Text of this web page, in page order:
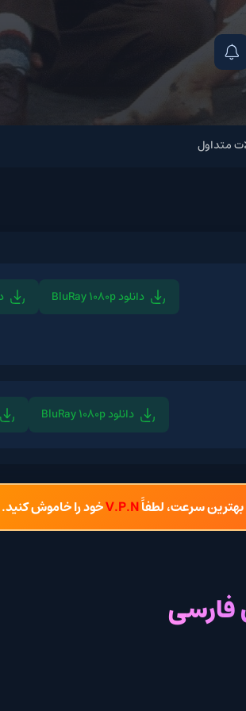
دانلود BluRay 720p
دانلود BluRay 720p
لطفاًV.P.Nخود را خاموش کنید.